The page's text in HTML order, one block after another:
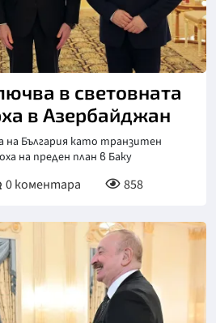
в световната
в Азербайджан
на България като транзитен
на преден план в Баку
0коментара 858